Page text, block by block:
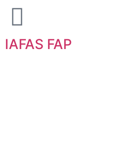
IAFAS FAP